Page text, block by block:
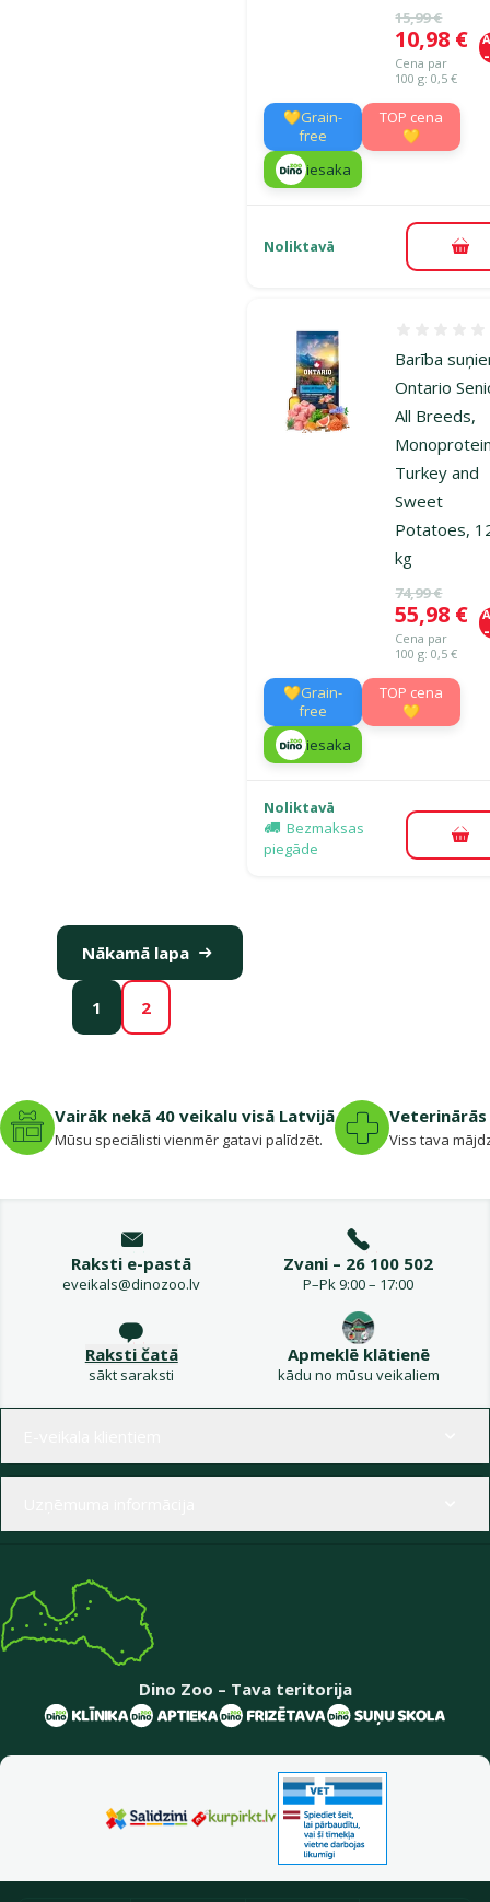
Oriģinālā
15,99 €
Cena
10,98 €
Cena par
100 g: 0,5 €
💛Grain-
free
TOP cena
💛
iesaka
Noliktavā
Barība
Ontario
All Breeds,
Turkey and
Sweet
Potatoes,
kg
Oriģinālā
74,99 €
Cena
55,98 €
Cena par
100 g: 0,5 €
💛Grain-
free
TOP cena
💛
iesaka
Noliktavā
Bezmaksas
piegāde
1 2
Nākamā lapa
Vairāk nekā 40 veikalu visā Latvijā
Mūsu speciālisti vienmēr gatavi palīdzēt. Viss tava
Raksti e-pastā
eveikals@dinozoo.lv
Zvani – 26 100 502
P–Pk 9:00 – 17:00
Raksti čatā
sākt saraksti
Apmeklē klātienē
kādu no mūsu veikaliem
Dino Zoo – Tava teritorija